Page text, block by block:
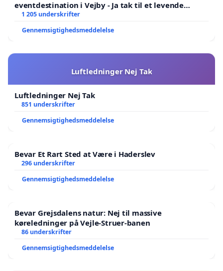
eventdestination i Vejby - Ja tak til et levende
lokalområde i balance
1 205 underskrifter
Gennemsigtighedsmeddelelse
Luftledninger Nej Tak
Luftledninger Nej Tak
851 underskrifter
Gennemsigtighedsmeddelelse
Bevar Et Rart Sted at Være i Haderslev
296 underskrifter
Gennemsigtighedsmeddelelse
Bevar Grejsdalens natur: Nej til massive
køreledninger på Vejle-Struer-banen
86 underskrifter
Gennemsigtighedsmeddelelse